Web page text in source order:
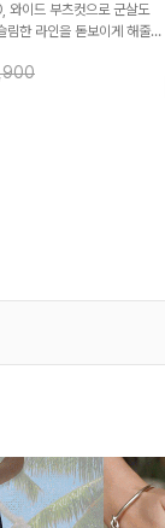
와이드 부츠컷으로 군살도
림한 라인을 돋보이게 해줄